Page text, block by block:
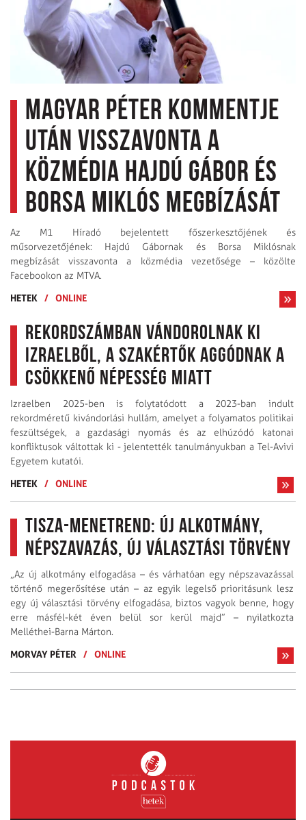
Magyar Péter kommentje
után visszavonta a
közmédia Hajdú Gábor és
Borsa Miklós megbízását
Az M1 Híradó bejelentett főszerkesztőjének és
műsorvezetőjének: Hajdú Gábornak és Borsa Miklósnak
megbízását visszavonta a közmédia vezetősége – közölte
Facebookon az MTVA.
HETEK
/ ONLINE
Rekordszámban vándorolnak ki
Izraelből, a szakértők aggódnak a
csökkenő népesség miatt
Izraelben 2025-ben is folytatódott a 2023-ban indult
rekordméretű kivándorlási hullám, amelyet a folyamatos politikai
feszültségek, a gazdasági nyomás és az elhúzódó katonai
konfliktusok váltottak ki - jelentették tanulmányukban a Tel-Avivi
Egyetem kutatói.
HETEK
/ ONLINE
Tisza-menetrend: új alkotmány,
népszavazás, új választási törvény
„Az új alkotmány elfogadása – és várhatóan egy népszavazással
történő megerősítése után – az egyik legelső prioritásunk lesz
egy új választási törvény elfogadása, biztos vagyok benne, hogy
erre másfél-két éven belül sor kerül majd” – nyilatkozta
Melléthei-Barna Márton.
MORVAY PÉTER
/ ONLINE